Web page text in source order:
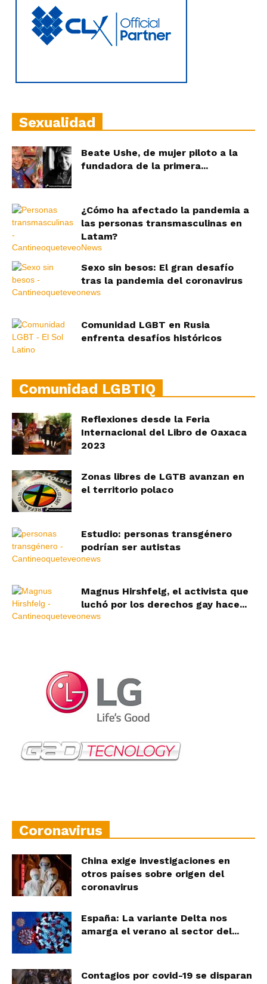
Sexualidad
Beate Ushe, de mujer piloto a la
fundadora de la primera...
¿Cómo ha afectado la pandemia a
las personas transmasculinas en
Latam?
Sexo sin besos: El gran desafío
tras la pandemia del coronavirus
Comunidad LGBT en Rusia
enfrenta desafíos históricos
Comunidad LGBTIQ
Reflexiones desde la Feria
Internacional del Libro de Oaxaca
2023
Zonas libres de LGTB avanzan en
el territorio polaco
Estudio: personas transgénero
podrían ser autistas
Magnus Hirshfelg, el activista que
luchó por los derechos gay hace...
Coronavirus
China exige investigaciones en
otros países sobre origen del
coronavirus
España: La variante Delta nos
amarga el verano al sector del...
Contagios por covid-19 se disparan